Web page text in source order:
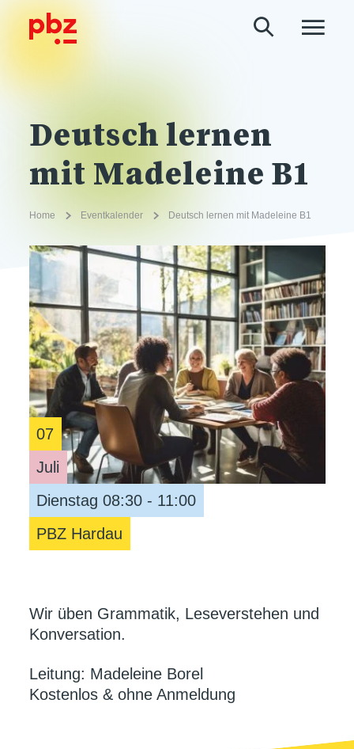
Deutsch lernen
mit Madeleine B1
Home Eventkalender Deutsch lernen mit Madeleine B1
07
Juli
Dienstag 08:30 - 11:00
PBZ Hardau
Wir üben Grammatik, Leseverstehen und
Konversation.
Leitung: Madeleine Borel
Kostenlos & ohne Anmeldung